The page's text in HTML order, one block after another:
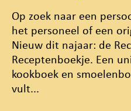
Op zoek naar een
het personeel of een
Nieuw dit najaar: de
Receptenboekje. Een
kookboek en
vult...